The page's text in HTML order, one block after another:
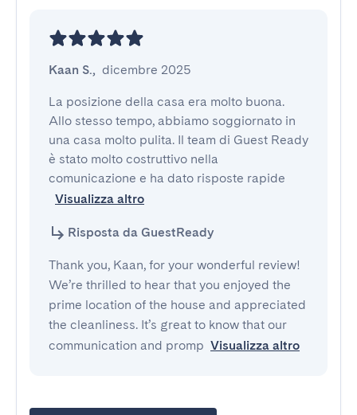
Kaan S., dicembre 2025
La posizione della casa era molto buona.
Allo stesso tempo, abbiamo soggiornato in
una casa molto pulita. Il team di Guest Ready
è stato molto costruttivo nella
comunicazione e ha dato risposte rapide
Visualizza altro
Risposta da GuestReady
Thank you, Kaan, for your wonderful review!
We’re thrilled to hear that you enjoyed the
prime location of the house and appreciated
the cleanliness. It’s great to know that our
communication and promp Visualizza altro